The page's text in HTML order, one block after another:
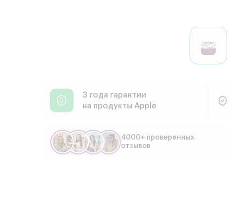
3 года гарантии
на продукты Apple
4000+ проверенных
отзывов